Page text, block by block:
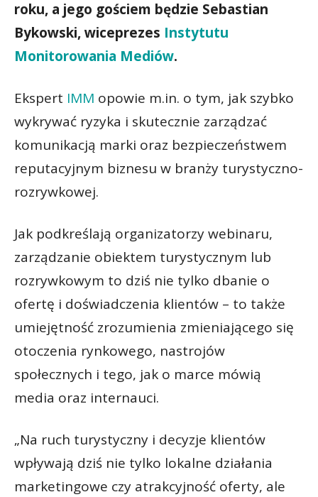
roku, a jego gościem będzie Sebastian
Bykowski, wiceprezes Instytutu
Monitorowania Mediów.
Ekspert IMM opowie m.in. o tym, jak szybko
wykrywać ryzyka i skutecznie zarządzać
komunikacją marki oraz bezpieczeństwem
reputacyjnym biznesu w branży turystyczno-
rozrywkowej.
Jak podkreślają organizatorzy webinaru,
zarządzanie obiektem turystycznym lub
rozrywkowym to dziś nie tylko dbanie o
ofertę i doświadczenia klientów – to także
umiejętność zrozumienia zmieniającego się
otoczenia rynkowego, nastrojów
społecznych i tego, jak o marce mówią
media oraz internauci.
„Na ruch turystyczny i decyzje klientów
wpływają dziś nie tylko lokalne działania
marketingowe czy atrakcyjność oferty, ale